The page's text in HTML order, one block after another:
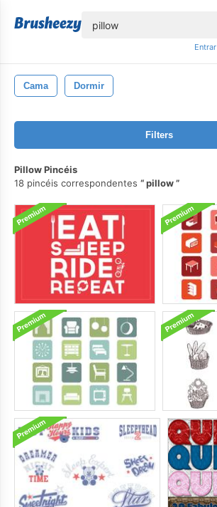
Entrar
Cama Dormir
Filters
Pillow Pincéis
18 pincéis correspondentes
pillow